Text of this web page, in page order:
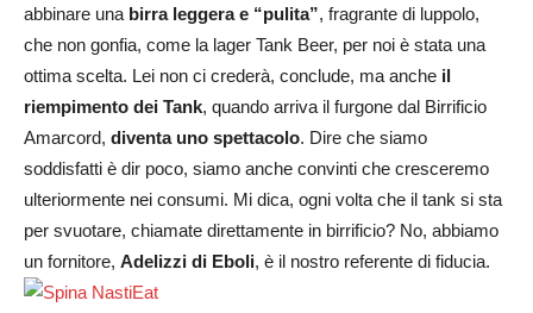
abbinare una birra leggera e “pulita”, fragrante di luppolo,
che non gonfia, come la lager Tank Beer, per noi è stata una
ottima scelta. Lei non ci crederà, conclude, ma anche il
riempimento dei Tank, quando arriva il furgone dal Birrificio
Amarcord, diventa uno spettacolo. Dire che siamo
soddisfatti è dir poco, siamo anche convinti che cresceremo
ulteriormente nei consumi. Mi dica, ogni volta che il tank si sta
per svuotare, chiamate direttamente in birrificio? No, abbiamo
un fornitore, Adelizzi di Eboli, è il nostro referente di fiducia.